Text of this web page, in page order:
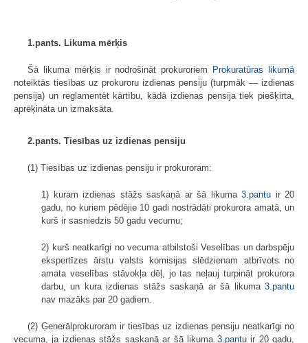
1.pants. Likuma mērķis
Šā likuma mērķis ir nodrošināt prokuroriem
Prokuratūras likumā
noteiktās tiesības uz prokuroru izdienas pensiju (turpmāk — izdienas
pensija) un reglamentēt kārtību, kādā izdienas pensija tiek piešķirta,
aprēķināta un izmaksāta.
2.pants. Tiesības uz izdienas pensiju
(1) Tiesības uz izdienas pensiju ir prokuroram:
1) kuram izdienas stāžs saskaņā ar šā likuma 3.pantu ir 20
gadu, no kuriem pēdējie 10 gadi nostrādāti prokurora amatā, un
kurš ir sasniedzis 50 gadu vecumu;
2) kurš neatkarīgi no vecuma atbilstoši Veselības un darbspēju
ekspertīzes ārstu valsts komisijas slēdzienam atbrīvots no
amata veselības stāvokļa dēļ, jo tas neļauj turpināt prokurora
darbu, un kura izdienas stāžs saskaņā ar šā likuma 3.pantu
nav mazāks par 20 gadiem.
(2) Ģenerālprokuroram ir tiesības uz izdienas pensiju neatkarīgi no
vecuma, ja izdienas stāžs saskaņā ar šā likuma 3.pantuir 20 gadu,